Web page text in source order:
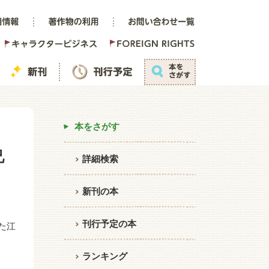
江
本をさがす
詳細検索
新刊の本
刊行予定の本
ランキング